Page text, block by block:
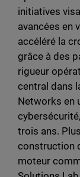
initiatives
avancées en
accéléré la
grâce à des
rigueur
central dans
Networks en
trois ans.
construction
moteur